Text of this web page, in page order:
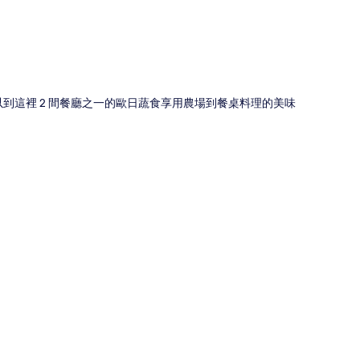
這裡 2 間餐廳之一的歐日蔬食享用農場到餐桌料理的美味